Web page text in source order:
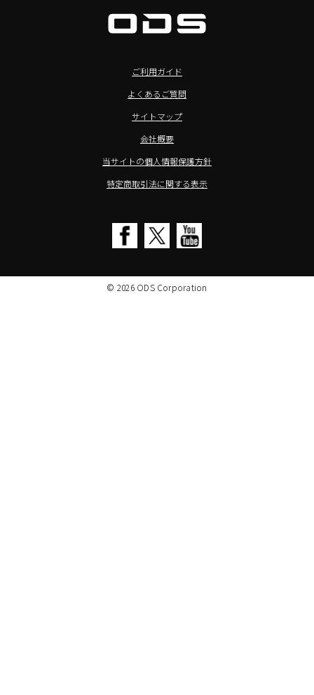
デジタルホワイトボード／電子黒板
SpeakerCraft（スピーカークラフト）
AURORA（オーロラ）
Honeywell（ハネウェル）
KOAMTAC（コームタック）
>NFCタブレット
>Windowsタブレット
オーディーエスが選ばれる理由
Windows IoT Enterprise LTSC
TA2C-DR9シリーズ_オリジナル機能
TA2C-CS8_カスタマイズメニュー
簡単カスタム設定ツール「EZTools」
電子ピアノ修理／代行店募集
ご利用ガイド
よくあるご質問
サイトマップ
会社概要
当サイトの個人情報保護方針
特定商取引法に関する表示
© 2026 ODS Corporation